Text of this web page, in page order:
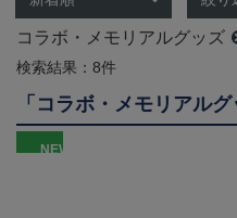
コラボ・メモリアルグッズ
検索結果：8件
「コラボ・メモリアル
NEW